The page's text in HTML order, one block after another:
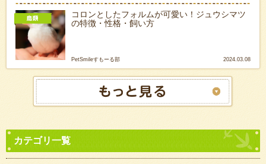
コロンとしたフォルムが可愛い！ジュウシマツ
の特徴・性格・飼い方
PetSmileすもーる部 2024.03.08